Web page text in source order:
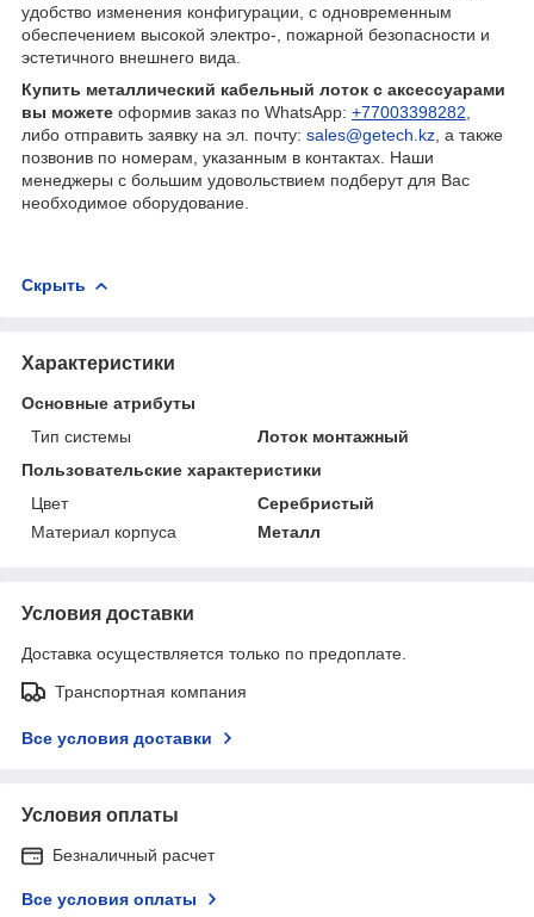
удобство изменения конфигурации, с одновременным
обеспечением высокой электро-, пожарной безопасности и
эстетичного внешнего вида.
Купить металлический кабельный лоток с аксессуарами
вы можете оформив заказ по WhatsApp: ​ +77003398282
либо отправить заявку на эл. почту: sales@getech.kz , а также
позвонив по номерам, указанным в контактах. Наши
менеджеры с большим удовольствием подберут для Вас
необходимое оборудование.
Скрыть
Характеристики
Основные атрибуты
Тип системы
Лоток монтажный
Пользовательские характеристики
Цвет
Серебристый
Материал корпуса
Металл
Условия доставки
Доставка осуществляется только по предоплате.
Транспортная компания
Все условия доставки
Условия оплаты
Безналичный расчет
Все условия оплаты